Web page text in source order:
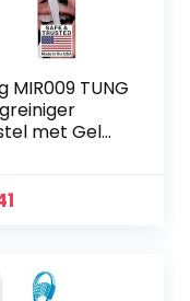
MIR009 TUNG
met Gel